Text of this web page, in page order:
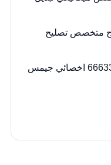
متخصص تصليح